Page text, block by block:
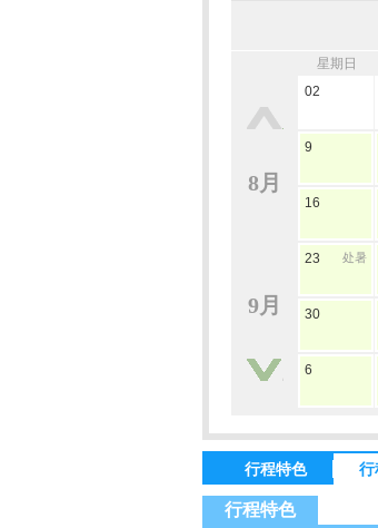
8月
9月
星期日
02
9
16
23 处暑
30
6
行程特色 行
行程特色